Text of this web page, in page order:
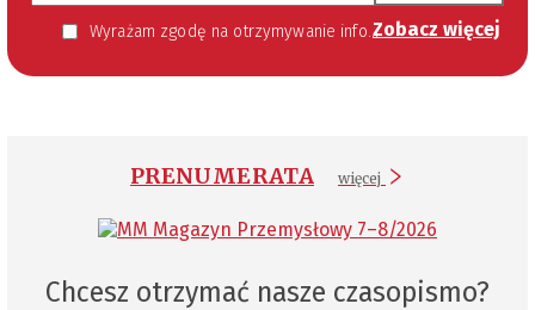
Wyrażam zgodę na otrzymywanie informacji handlowej kierowanej do mnie za pomocą środków komunikacji elektronicznej w szczególności poczty elektronicznej zgodnie z przepisem art. 10 ust 2 ustawy z dnia 18 lipca 2002 roku o świadczeniu usług drogą elektroniczną (Dz. U. 144 z 2002 r. poz. 1204). Zgoda jest dobrowolna, jednak jej wyrażenie jest konieczne, aby otrzymywać newsletter. Zobacz więcej
PRENUMERATA więcej
Chcesz otrzymać nasze czasopismo?